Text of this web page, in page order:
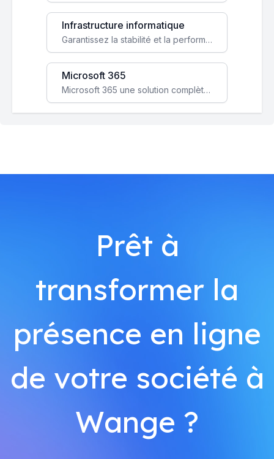
Infrastructure informatique
Garantissez la stabilité et la performance de votre entreprise avec une infrastructure IT sécurisée et évolutive.
Microsoft 365
Microsoft 365 une solution complète qui booste votre productivité, renforce la sécurité de vos données et facilite la collaboration.
Prêt à
transformer la
présence en ligne
de votre société à
Wange ?